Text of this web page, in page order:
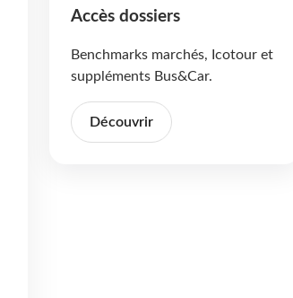
Accès dossiers
Benchmarks marchés, Icotour et
suppléments Bus&Car.
Découvrir